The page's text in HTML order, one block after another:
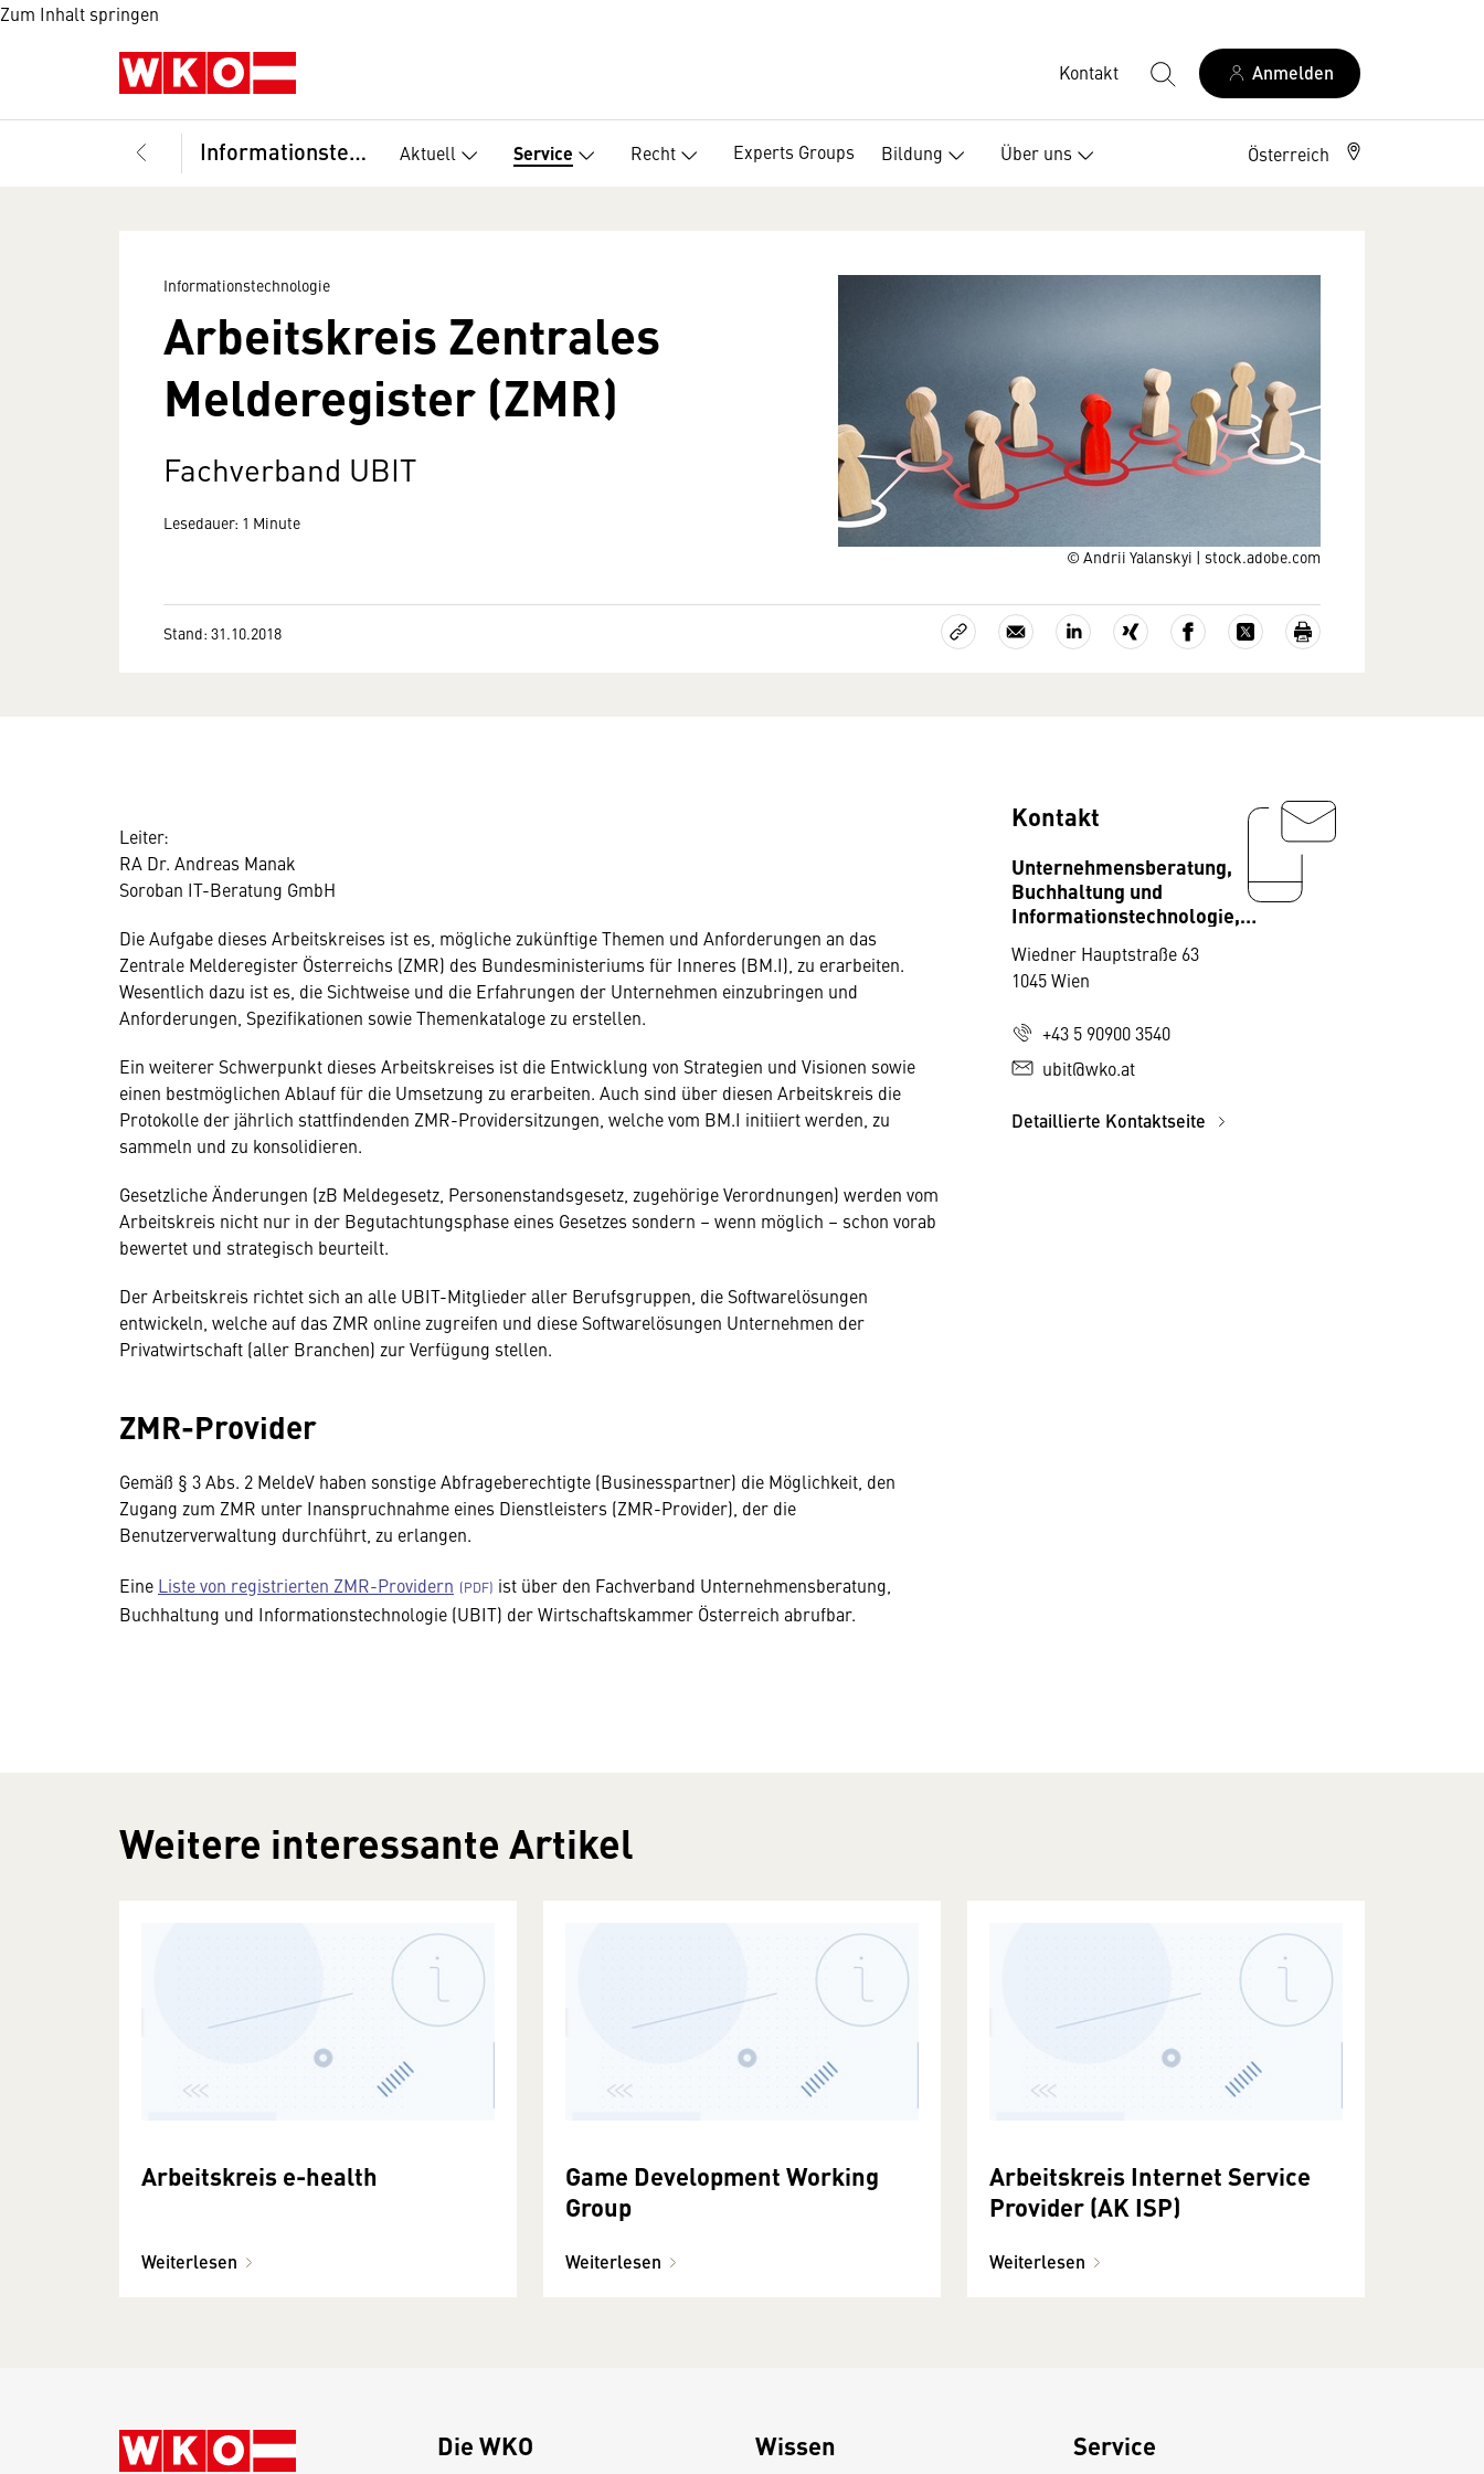
Zum Inhalt springen
Kontakt Anmelden
Informationstechnologie Aktuell Service Recht Experts Groups Bildung Über uns Österreich
© Andrii Yalanskyi | stock.adobe.com
Informationstechnologie
Arbeitskreis Zentrales
Melderegister (ZMR)
Fachverband UBIT
Lesedauer: 1 Minute
Stand: 31.10.2018
Leiter:
RA Dr. Andreas Manak
Soroban IT-Beratung GmbH
Die Aufgabe dieses Arbeitskreises ist es, mögliche zukünftige Themen und Anforderungen an das
Zentrale Melderegister Österreichs (ZMR) des Bundesministeriums für Inneres (BM.I), zu erarbeiten.
Wesentlich dazu ist es, die Sichtweise und die Erfahrungen der Unternehmen einzubringen und
Anforderungen, Spezifikationen sowie Themenkataloge zu erstellen.
Ein weiterer Schwerpunkt dieses Arbeitskreises ist die Entwicklung von Strategien und Visionen sowie
einen bestmöglichen Ablauf für die Umsetzung zu erarbeiten. Auch sind über diesen Arbeitskreis die
Protokolle der jährlich stattfindenden ZMR-Providersitzungen, welche vom BM.I initiiert werden, zu
sammeln und zu konsolidieren.
Gesetzliche Änderungen (zB Meldegesetz, Personenstandsgesetz, zugehörige Verordnungen) werden vom
Arbeitskreis nicht nur in der Begutachtungsphase eines Gesetzes sondern – wenn möglich – schon vorab
bewertet und strategisch beurteilt.
Der Arbeitskreis richtet sich an alle UBIT-Mitglieder aller Berufsgruppen, die Softwarelösungen
entwickeln, welche auf das ZMR online zugreifen und diese Softwarelösungen Unternehmen der
Privatwirtschaft (aller Branchen) zur Verfügung stellen.
ZMR-Provider
Gemäß § 3 Abs. 2 MeldeV haben sonstige Abfrageberechtigte (Businesspartner) die Möglichkeit, den
Zugang zum ZMR unter Inanspruchnahme eines Dienstleisters (ZMR-Provider), der die
Benutzerverwaltung durchführt, zu erlangen.
Eine Liste von registrierten ZMR-Providern
ist über den Fachverband Unternehmensberatung,
Buchhaltung und Informationstechnologie (UBIT) der Wirtschaftskammer Österreich abrufbar.
Kontakt
Unternehmensberatung,
Buchhaltung und
Informationstechnologie,
Wiedner Hauptstraße 63
1045 Wien
+43 5 90900 3540
ubit@wko.at
Detaillierte Kontaktseite
Weitere interessante Artikel
Arbeitskreis e-health
Weiterlesen
Game Development Working
Group
Weiterlesen
Arbeitskreis Internet Service
Provider (AK ISP)
Weiterlesen
Die WKO Wissen Service